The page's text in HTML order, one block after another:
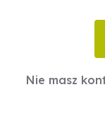
Nie masz